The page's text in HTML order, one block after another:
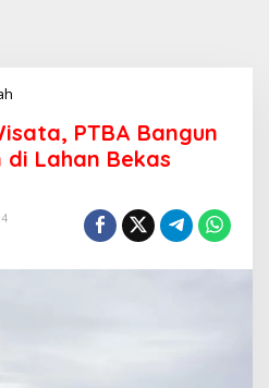
j
u
d
o
PTBA Bangun
Lahan Bekas